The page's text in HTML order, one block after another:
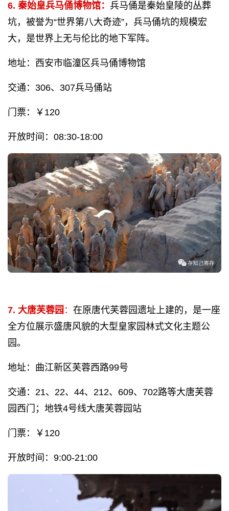
6. 秦始皇兵马俑博物馆： 兵马俑是秦始皇陵的丛葬
坑，被誉为“世界第八大奇迹”，兵马俑坑的规模宏
大，是世界上无与伦比的地下军阵。
地址：西安市临潼区兵马俑博物馆
交通：306、307兵马俑站
门票：￥120
开放时间：08:30-18:00
7. 大唐芙蓉园 ： 在原唐代芙蓉园遗址上建的，是一座
全方位展示盛唐风貌的大型皇家园林式文化主题公
园。
地址：曲江新区芙蓉西路99号
交通：21、22、44、212、609、702路等大唐芙蓉
园西门；地铁4号线大唐芙蓉园站
门票：￥120
开放时间：9:00-21:00